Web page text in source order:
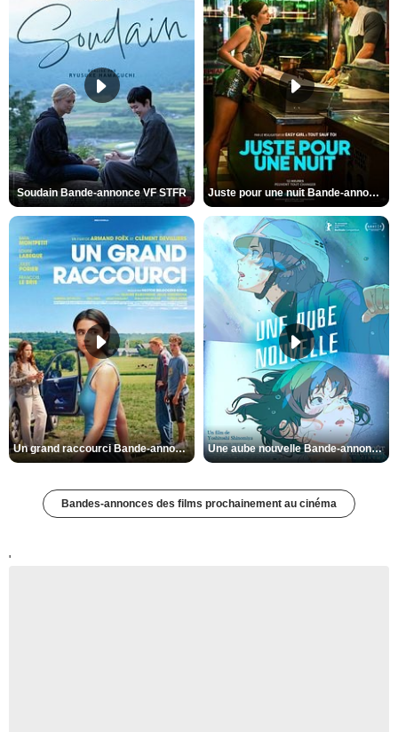
Soudain Bande-annonce VF STFR Juste pour une nuit Bande-annonce VO STFR
Un grand raccourci Bande-annonce VF Une aube nouvelle Bande-annonce VO STFR
Bandes-annonces des films prochainement au cinéma
'